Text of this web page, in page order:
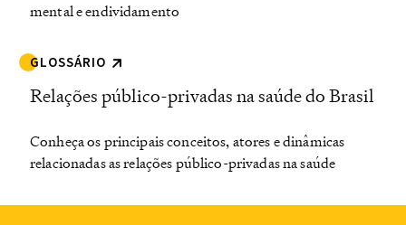
mental e endividamento
GLOSSÁRIO
Relações público-privadas na saúde do Brasil
Conheça os principais conceitos, atores e dinâmicas
relacionadas as relações público-privadas na saúde